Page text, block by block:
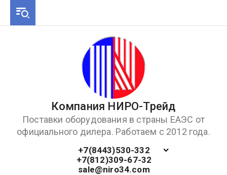
Компания НИРО-Трейд
Поставки оборудования в страны ЕАЭС от
официального дилера. Работаем с 2012 года.
+7(8443)530-332
+7(812)309-67-32
sale@niro34.com